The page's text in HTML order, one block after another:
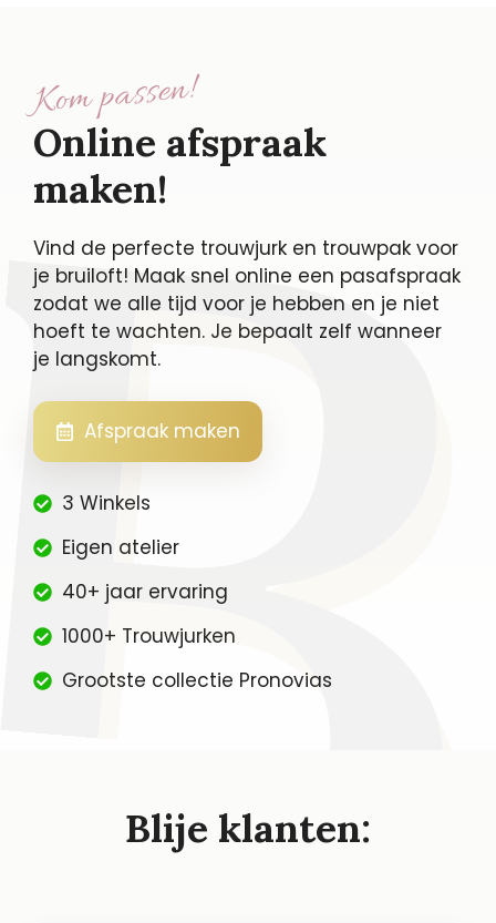
Kom passen!
Online afspraak
maken!
Vind de perfecte trouwjurk en trouwpak voor
je bruiloft! Maak snel online een pasafspraak
zodat we alle tijd voor je hebben en je niet
hoeft te wachten. Je bepaalt zelf wanneer
je langskomt.
Afspraak maken
3 Winkels
Eigen atelier
40+ jaar ervaring
1000+ Trouwjurken
Grootste collectie Pronovias
Blije klanten: